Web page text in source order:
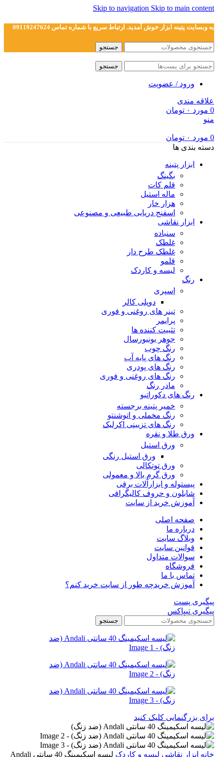
Skip to navigation Skip to main content
به وبسایت پتینه ابزار خوش آمدید. ارتباط سریع با شماره تماس 09119247624
جستجو
جستجو
ورود / عضویت
علاقه مندی
0 مورد ۰ تومان
منو
0 مورد ۰ تومان
دسته بندی ها
ابزار پتینه
بگینگ
قلم کات
ماله استیل
هزار خار
اسفنج دریایی طبیعی و مصنوعی
ابزار نقاشی
سنباده
غلطک
غلطک طرح دار
قلمو
لیسه و کاردک
رنگ
اسپری
دوپلی کالر
تینر های روغنی و فوری
پرایمر
تثبیت کننده ها
جوهر یونیورسال
رنگ چوب
رنگ‌ های پایه آب
رنگ های پودری
رنگ‌ های روغنی و فوری
مادر رنگ
رنگ های دکوراتیو
خمیر پتینه برجسته
رنگ مخملی و اتوشنتو
رنگ های تزیینی اکرلیک
ورق طلا و نقره
ورق استیل
ورق استیل رنگی
ورق توتکالی
ورق گرم بالا و معمولی
پیستوله و ابزارآلات برقی
شابلون و حروف کالیگرافی
آموزش خرید از سایت
صفحه اصلی
درباره ما
وبلاگ سایت
قوانین سایت
سوالات متداول
فروشگاه
تماس با ما
آموزش خریدچه طور از سایت خرید کنم؟
پیگیری پست
پیگیری تیپاکس
جستجو
برای بزرگنمایی کلیک کنید
خانه ابزار نقاشی لیسه و کاردک
لیسه اسکیمینگ 40 سانتی Andali